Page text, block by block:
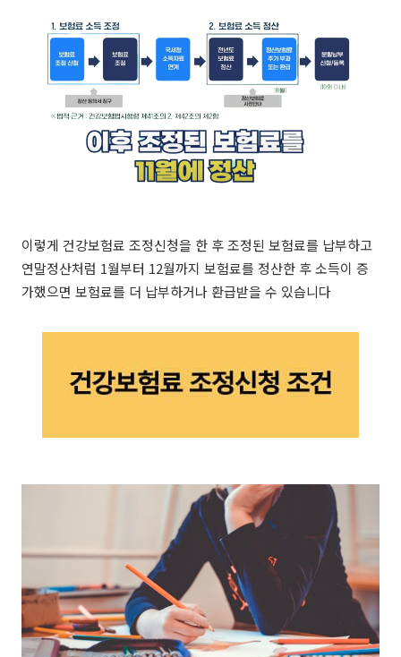
이렇게 건강보험료 조정신청을 한 후 조정된 보험료를 납부하고
연말정산처럼 1월부터 12월까지 보험료를 정산한 후 소득이 증
가했으면 보험료를 더 납부하거나 환급받을 수 있습니다